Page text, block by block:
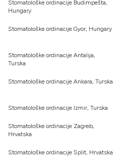
Stomatološke ordinacije Budimpešta,
Hungary
Stomatološke ordinacije Gyor, Hungary
Stomatološke ordinacije Antalija,
Turska
Stomatološke ordinacije Ankara, Turska
Stomatološke ordinacije Izmir, Turska
Stomatološke ordinacije Zagreb,
Hrvatska
Stomatološke ordinacije Split, Hrvatska